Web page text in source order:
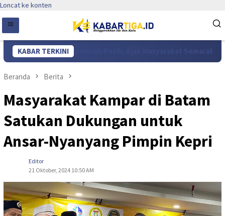
Loncat ke konten
KABAR TERKINI
Bendera Merah Putih, Ajak Masyarakat Semarakkan HUT
Beranda Berita
Masyarakat Kampar di Batam
Satukan Dukungan untuk
Ansar-Nyanyang Pimpin Kepri
Editor
21 Oktober, 2024 10:50 AM